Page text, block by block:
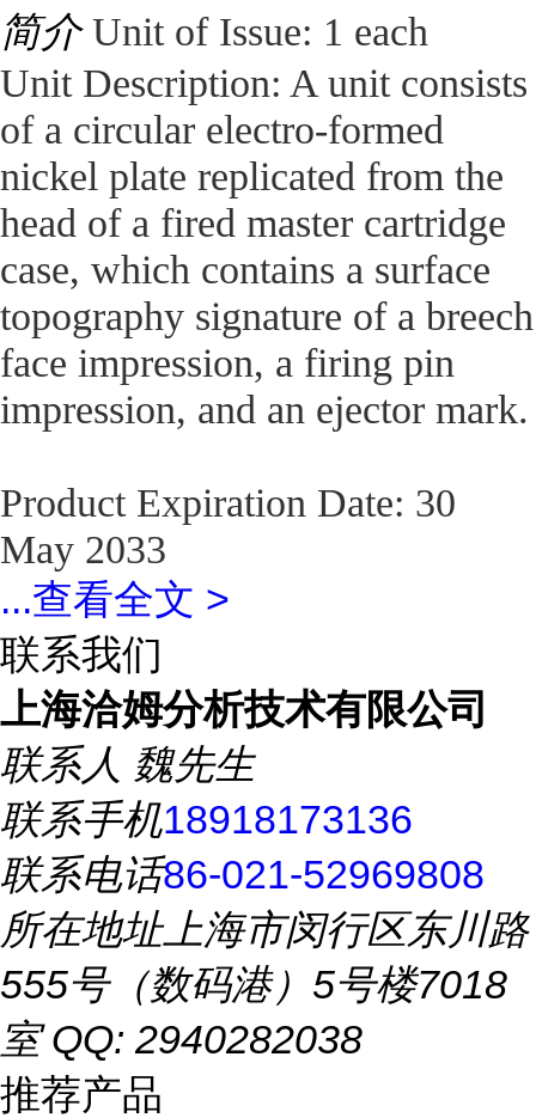
简介 Unit of Issue: 1 each
Unit Description: A unit consists
of a circular electro-formed
nickel plate replicated from the
head of a fired master cartridge
case, which contains a surface
topography signature of a breech
face impression, a firing pin
impression, and an ejector mark.
Product Expiration Date: 30
May 2033
...查看全文 >
联系我们
上海洽姆分析技术有限公司
联系人 魏先生
联系手机18918173136
联系电话86-021-52969808
所在地址上海市闵行区东川路
555号（数码港）5号楼7018
室 QQ: 2940282038
推荐产品